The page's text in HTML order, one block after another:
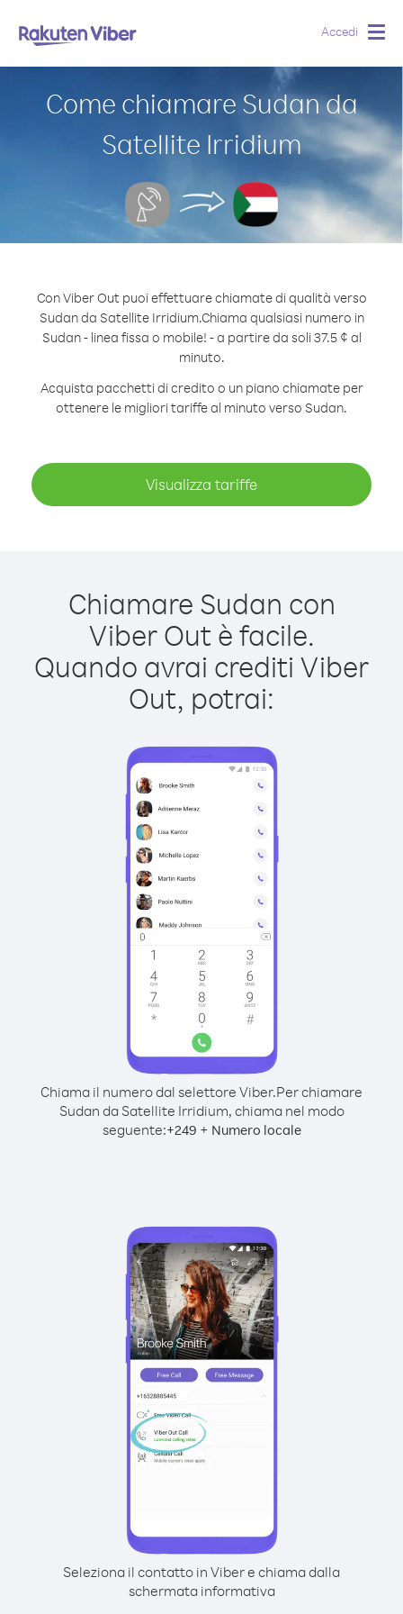
Accedi
Come chiamare Sudan da
Satellite Irridium
Con Viber Out puoi effettuare chiamate di qualità verso
Sudan da Satellite Irridium.Chiama qualsiasi numero in
Sudan - linea fissa o mobile! - a partire da soli 37.5 ¢ al
minuto.
Acquista pacchetti di credito o un piano chiamate per
ottenere le migliori tariffe al minuto verso Sudan.
Visualizza tariffe
Chiamare Sudan con
Viber Out è facile.
Quando avrai crediti Viber
Out, potrai:
Chiama il numero dal selettore Viber.Per chiamare
Sudan da Satellite Irridium, chiama nel modo
seguente:+249 + Numero locale
Seleziona il contatto in Viber e chiama dalla
schermata informativa